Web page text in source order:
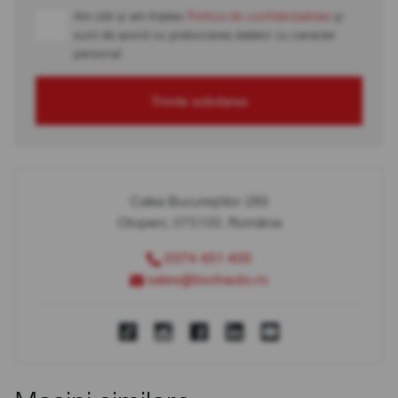
Am citit și am înțeles Politica de confidențialitate
sunt de acord cu prelucrarea datelor cu caracter
personal
Trimite solicitarea
Calea Bucureștilor 289
Otopeni, 075100, România
0374 451 400
sales@bcchauto.ro